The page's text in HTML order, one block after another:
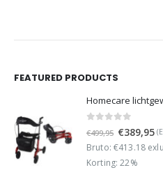
FEATURED PRODUCTS
out of 5
€499,95
prijs
was:
€389,95
Bruto: €413.18
Korting: 22%